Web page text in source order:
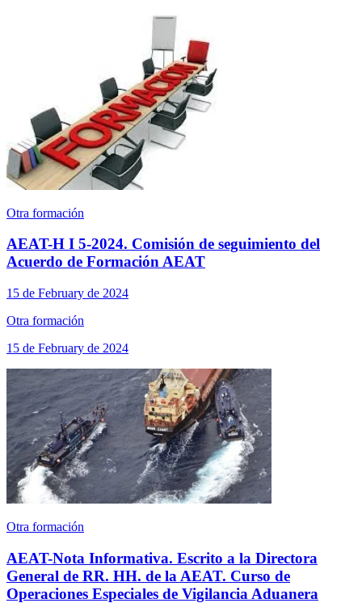
Otra formación
AEAT-H I 5-2024. Comisión de seguimiento del
Acuerdo de Formación AEAT
15 de February de 2024
Otra formación
15 de February de 2024
Otra formación
AEAT-Nota Informativa. Escrito a la Directora
General de RR. HH. de la AEAT. Curso de
Operaciones Especiales de Vigilancia Aduanera